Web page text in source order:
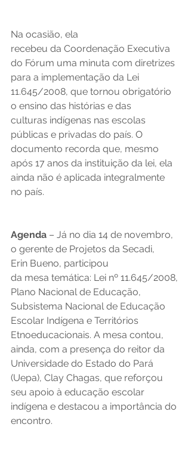
Na ocasião, ela
recebeu da Coordenação Executiva
do Fórum uma minuta com diretrizes
para a implementação da Lei
11.645/2008, que tornou obrigatório
o ensino das histórias e das
culturas indígenas nas escolas
públicas e privadas do país. O
documento recorda que, mesmo
após 17 anos da instituição da lei, ela
ainda não é aplicada integralmente
no país.
Agenda – Já no dia 14 de novembro,
o gerente de Projetos da Secadi,
Erin Bueno, participou
da mesa temática: Lei nº 11.645/2008,
Plano Nacional de Educação,
Subsistema Nacional de Educação
Escolar Indígena e Territórios
Etnoeducacionais. A mesa contou,
ainda, com a presença do reitor da
Universidade do Estado do Pará
(Uepa), Clay Chagas, que reforçou
seu apoio à educação escolar
indígena e destacou a importância do
encontro.